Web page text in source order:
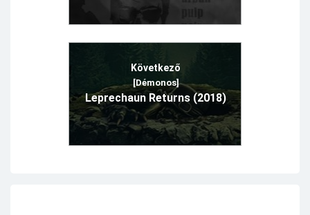
Következő
[Démonos]
Leprechaun Returns (2018)